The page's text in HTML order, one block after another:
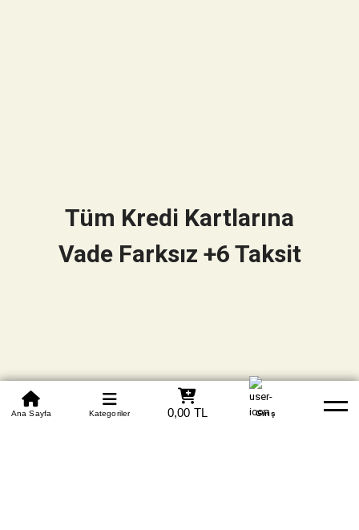
0850 305 09 70
Beden Tablosu Banka Hesapları Whatsapp Yardım
Ana Sayfa Kategoriler 0,00 TL Giriş
Tüm Kredi Kartlarına
Vade Farksız +6 Taksit